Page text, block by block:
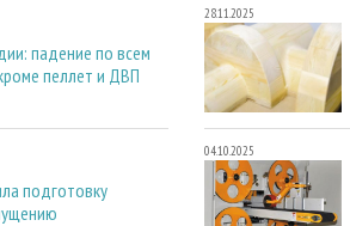
падение по всем
пеллет и ДВП
подготовку
28.11.2025
04.10.2025